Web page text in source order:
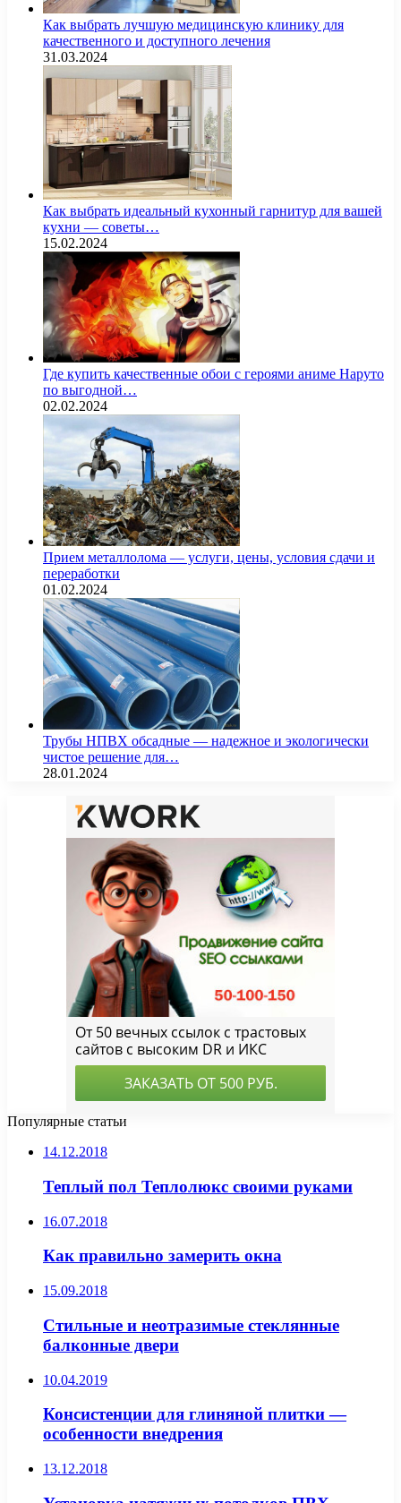
Как выбрать лучшую медицинскую клинику для
качественного и доступного лечения
31.03.2024
Как выбрать идеальный кухонный гарнитур для вашей
кухни — советы…
15.02.2024
Где купить качественные обои с героями аниме Наруто
по выгодной…
02.02.2024
Прием металлолома — услуги, цены, условия сдачи и
переработки
01.02.2024
Трубы НПВХ обсадные — надежное и экологически
чистое решение для…
28.01.2024
Популярные статьи
14.12.2018
Теплый пол Теплолюкс своими руками
16.07.2018
Как правильно замерить окна
15.09.2018
Стильные и неотразимые стеклянные
балконные двери
10.04.2019
Консистенции для глиняной плитки —
особенности внедрения
13.12.2018